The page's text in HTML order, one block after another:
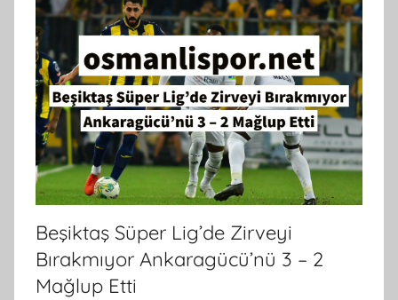
Beşiktaş Süper Lig’de Zirveyi
Bırakmıyor Ankaragücü’nü 3 – 2
Mağlup Etti